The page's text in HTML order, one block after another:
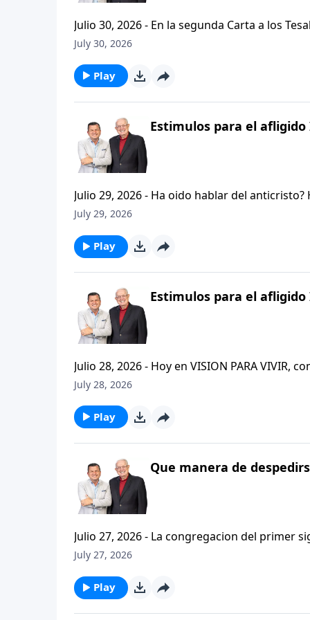
Julio 30, 2026 - En la segunda Carta a los
permanezcan firmes y aferrados a las
del mensaje que comenzamos hace un par
July 30, 2026
Play
Estimulos para el
Julio 29, 2026 - Ha oido hablar del
que se refiere la Biblia cuando usa la palabra
capitulo de 2 Tesalonicenses y escuchemos
AFLIGIDO.
July 29, 2026
Play
Estimulos para el afligido
Julio 28, 2026 - Hoy en VISION PARA
CRISTIANISMO FIRME: UN ESTUDIO DE 2
el pastor Carlos A. Zazueta titulo: "ESTIMULOS
July 28, 2026
Play
Que manera de
Julio 27, 2026 - La congregacion del primer
interpersonales cristianas y genuinas. Se afirmaban mutuamente. Daban cuentas de si mismos unos con
que significa desarrollar relaciones
July 27, 2026
Play